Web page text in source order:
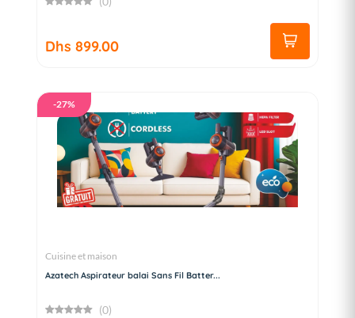
Dhs 899.00
-27%
Cuisine et maison
Azatech Aspirateur balai Sans Fil Batter...
(0)